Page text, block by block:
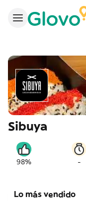
Sibuya
98% -
Lo más vendido